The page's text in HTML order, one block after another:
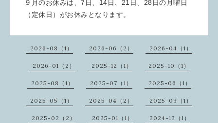
９月のお休みは、7日、14日、21日、28日の月曜日
（定休日）がお休みとなります。
2026-08（1） 2026-06（2） 2026-04（1）
2026-01（2） 2025-12（1） 2025-10（1）
2025-08（1） 2025-07（1） 2025-06（1）
2025-05（1） 2025-04（2） 2025-03（1）
2025-02（2） 2025-01（1） 2024-12（1）